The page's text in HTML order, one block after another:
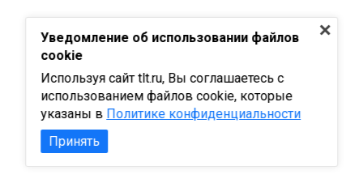
Уведомление об использовании файлов
cookie
Используя сайт tlt.ru, Вы соглашаетесь с
использованием файлов cookie, которые
указаны в Политике конфиденциальности
Принять